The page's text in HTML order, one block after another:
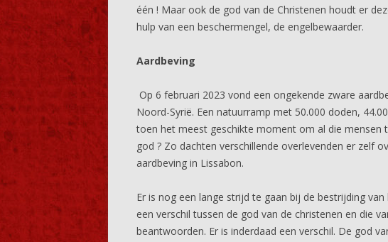
één ! Maar ook de god van de Christenen houdt er
hulp van een beschermengel, de engelbewaarder.
Aardbeving
Op 6 februari 2023 vond een ongekende zware
Noord-Syrië. Een natuurramp met 50.000 doden,
toen het meest geschikte moment om al die mensen
god ? Zo dachten verschillende overlevenden er zelf
aardbeving in Lissabon.
Er is nog een lange strijd te gaan bij de bestrijding
een verschil tussen de god van de christenen en die
beantwoorden. Er is inderdaad een verschil. De god